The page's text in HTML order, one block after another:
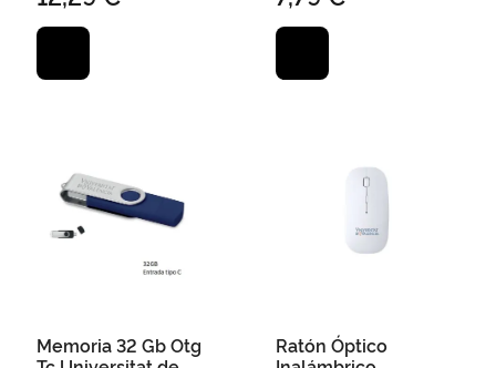
Memoria 32 Gb Otg
Ratón Óptico